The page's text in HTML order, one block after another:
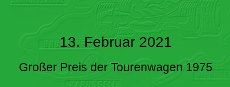
13. Februar 2021
Großer Preis der Tourenwagen 1975